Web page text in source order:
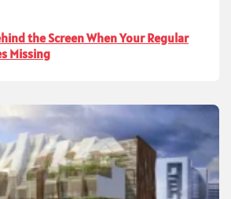
the Screen When Your Regular
Missing